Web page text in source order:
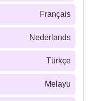
Français
Nederlands
Türkçe
Melayu